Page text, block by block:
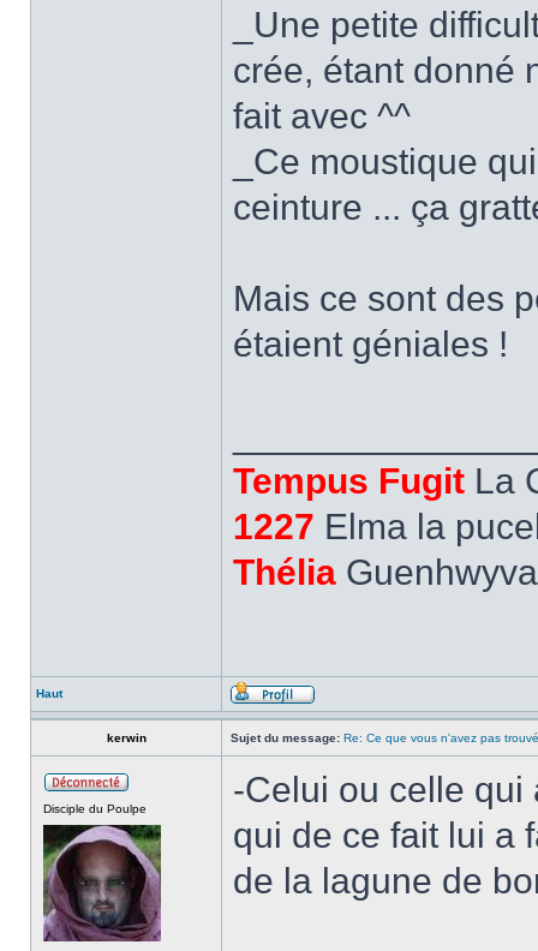
_Une petite
crée, étant donné
fait avec ^^
_Ce moustique
ceinture ... ça
Mais ce sont des
étaient géniales !
Tempus Fugit La
1227 Elma la
Thélia
Haut
kerwin Sujet du message: Re: Ce que vous n'avez pas
Disciple du Poulpe
-Celui ou celle qui
qui de ce fait lui a
de la lagune de